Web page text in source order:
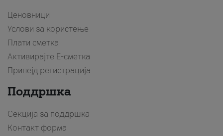
Ценовници
Услови за користење
Плати сметка
Активирајте Е-сметка
Припејд регистрација
Поддршка
Секција за поддршка
Контакт форма